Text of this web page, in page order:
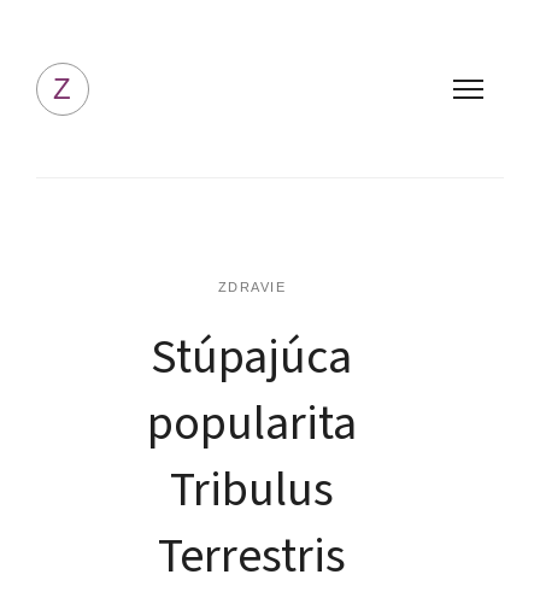
Z
ZDRAVIE
Stúpajúca
popularita
Tribulus
Terrestris